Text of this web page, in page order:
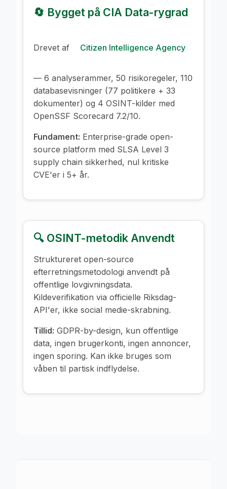
🔄 Bygget på CIA Data-rygrad
Drevet af Citizen Intelligence Agency
— 6 analyserammer, 50 risikoregeler, 110
databasevisninger (77 politikere + 33
dokumenter) og 4 OSINT-kilder med
OpenSSF Scorecard 7.2/10.
Fundament: Enterprise-grade open-
source platform med SLSA Level 3
supply chain sikkerhed, nul kritiske
CVE'er i 5+ år.
🔍 OSINT-metodik Anvendt
Struktureret open-source
efterretningsmetodologi anvendt på
offentlige lovgivningsdata.
Kildeverifikation via officielle Riksdag-
API'er, ikke social medie-skrabning.
Tillid: GDPR-by-design, kun offentlige
data, ingen brugerkonti, ingen annoncer,
ingen sporing. Kan ikke bruges som
våben til partisk indflydelse.